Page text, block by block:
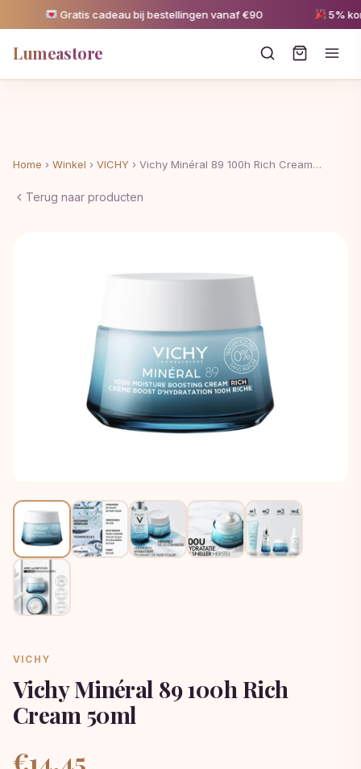
Gratis cadeau bij bestellingen vanaf €90 5%
Lumeastore
Home › Winkel › VICHY › Vichy Minéral 89 100h Rich Cream…
Terug naar producten
VICHY
Vichy Minéral 89 100h Rich
Cream 50ml
€14,45